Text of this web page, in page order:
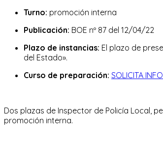
Turno: promoción interna
Publicación: BOE nº 87 del 12/04/22
Plazo de instancias: El plazo de
del Estado».
Curso de preparación: SOLICITA
Dos plazas de Inspector de Policía Local,
promoción interna.